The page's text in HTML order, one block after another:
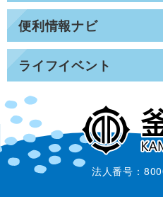
便利情報ナビ
ライフイベント
法人番号：